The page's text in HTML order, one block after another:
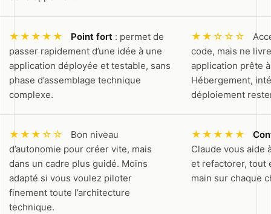
★★★★★ Point fort : permet de
passer rapidement d’une idée à une
application déployée et testable, sans
phase d’assemblage technique
complexe.
★★☆☆☆
code, mais ne
application prête à
Hébergement,
déploiement
★★★☆☆
Bon niveau
d’autonomie pour créer vite, mais
dans un cadre plus guidé. Moins
adapté si vous voulez piloter
finement toute l’architecture
technique.
★★★★★
Claude vous aide
et refactorer, tout
main sur chaque